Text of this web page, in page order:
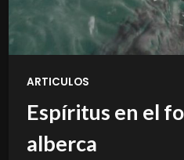
ARTICULOS
Espíritus en el
alberca